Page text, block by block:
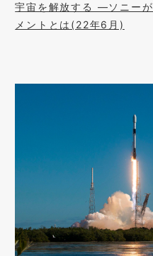
宇宙を解放する ―ソニー
メントとは(22年6月)